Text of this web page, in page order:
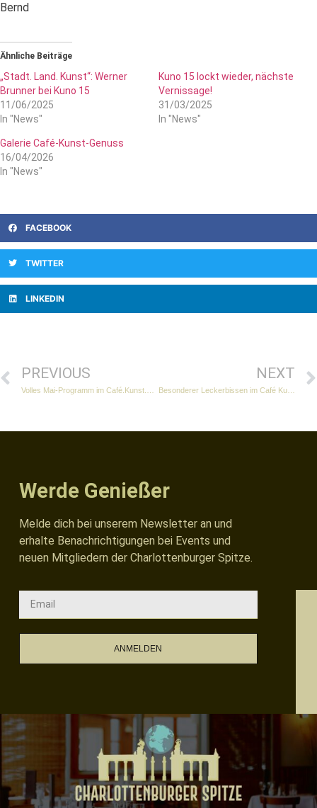
Bernd
Ähnliche Beiträge
„Stadt. Land. Kunst“: Werner
Brunner bei Kuno 15
11/06/2025
In "News"
Kuno 15 lockt wieder, nächste
Vernissage!
31/03/2025
In "News"
Galerie Café-Kunst-Genuss
16/04/2026
In "News"
FACEBOOK
TWITTER
LINKEDIN
PREVIOUS NEXT
Besonderer Leckerbissen im Café Kunst Genuss!
Werde Genießer
Melde dich bei unserem Newsletter an und
erhalte Benachrichtigungen bei Events und
neuen Mitgliedern der Charlottenburger Spitze.
ANMELDEN